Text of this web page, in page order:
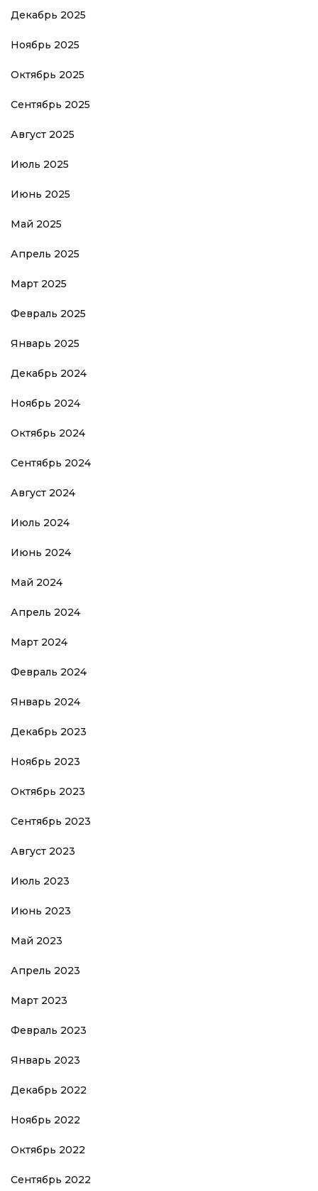
Декабрь 2025
Ноябрь 2025
Октябрь 2025
Сентябрь 2025
Август 2025
Июль 2025
Июнь 2025
Май 2025
Апрель 2025
Март 2025
Февраль 2025
Январь 2025
Декабрь 2024
Ноябрь 2024
Октябрь 2024
Сентябрь 2024
Август 2024
Июль 2024
Июнь 2024
Май 2024
Апрель 2024
Март 2024
Февраль 2024
Январь 2024
Декабрь 2023
Ноябрь 2023
Октябрь 2023
Сентябрь 2023
Август 2023
Июль 2023
Июнь 2023
Май 2023
Апрель 2023
Март 2023
Февраль 2023
Январь 2023
Декабрь 2022
Ноябрь 2022
Октябрь 2022
Сентябрь 2022